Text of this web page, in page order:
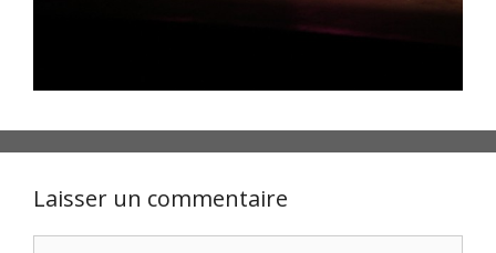
Laisser un commentaire